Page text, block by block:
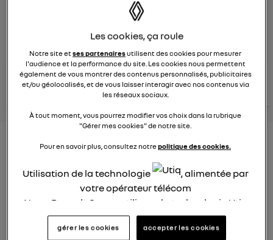
posez une question
conseils Renault
consultez les
conseils
similaires
voir tous les
conseils
Consommation carburant
26 janvier 2022 à 12:50
Bonjour
Les cookies, ça roule
Notre site etses partenairesutilisent des cookies pour mesurer
l'audience et la performance du site. Les cookies nous permettent
également de vous montrer des contenus personnalisés, publicitaires
et/ou géolocalisés, et de vous laisser interagir avec nos contenus via
les réseaux sociaux.
À tout moment, vous pourrez modifier vos choix dans la rubrique
"Gérer mes cookies" de notre site.
Pour en savoir plus, consultez notrepolitique des cookies.
Utilisation de la technologie
, alimentée par
votre opérateur télécom
Nous, Renault Group, utilisons la technologie Utiq
pour nos activités digitales (telles que décrites
dans cette notice de consentement) et liées à
gérer les cookies accepter les cookies